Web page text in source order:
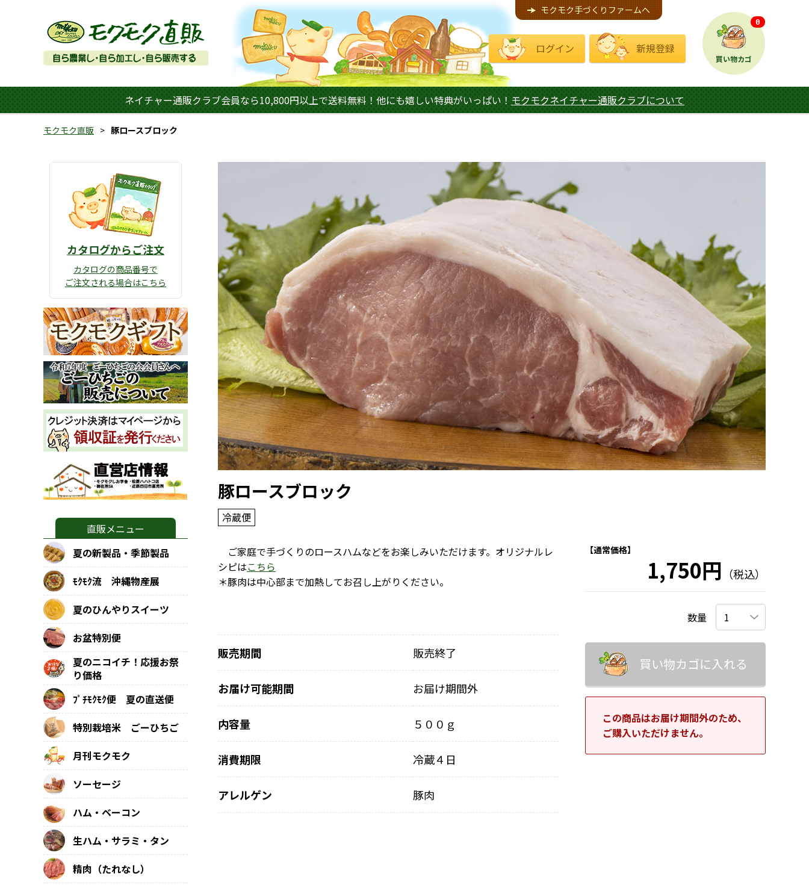
モクモク手づくりファームへ
ログイン 新規登録
買い物カゴ
0
ネイチャー通販クラブ会員なら10,800円以上で送料無料！他にも嬉しい特典がいっぱい！ モクモクネイチャー通販クラブについて
モクモク直販 豚ロースブロック
豚ロースブロック
冷蔵便
ご家庭で手づくりのロースハムなどをお楽しみいただけます。オリジナルレ
シピはこちら
＊豚肉は中心部まで加熱してお召し上がりください。
販売期間 販売終了
お届け可能期間 お届け期間外
内容量 ５００ｇ
消費期限 冷蔵４日
アレルゲン 豚肉
【通常価格】
1,750円 （税込）
数量
買い物カゴに入れる
この商品はお届け期間外のため、
ご購入いただけません。
カタログからご注文
カタログの商品番号で
ご注文される場合はこちら
直販メニュー
夏の新製品・季節製品
ﾓｸﾓｸ流 沖縄物産展
夏のひんやりスイーツ
お盆特別便
夏のニコイチ！応援お祭
り価格
ﾌﾟﾁﾓｸﾓｸ便 夏の直送便
特別栽培米 ごーひちご
月刊モクモク
ソーセージ
ハム・ベーコン
生ハム・サラミ・タン
精肉（たれなし）